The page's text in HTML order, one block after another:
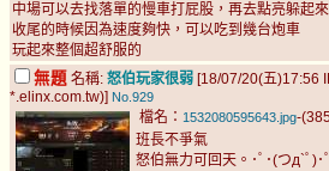
中場可以去找落單的慢車打屁股，再去點亮躲起
收尾的時候因為速度夠快，可以吃到幾台炮車
玩起來整個超舒服的
無題 名稱: 怒伯玩家很弱 [18/07/20(五)17:56
*.elinx.com.tw)] No.929
檔名： 1532080595643.jpg-
班長不爭氣
怒伯無力可回天。･ﾟ･(つд`ﾟ)･